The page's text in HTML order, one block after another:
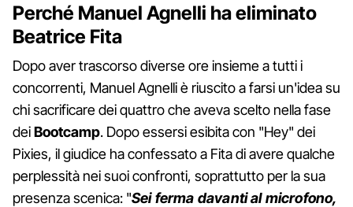
Perché Manuel Agnelli ha eliminato
Beatrice Fita
Dopo aver trascorso diverse ore insieme a tutti i
concorrenti, Manuel Agnelli è riuscito a farsi un'idea su
chi sacrificare dei quattro che aveva scelto nella fase
deiBootcamp. Dopo essersi esibita con "Hey" dei
Pixies, il giudice ha confessato a Fita di avere qualche
perplessità nei suoi confronti, soprattutto per la sua
presenza scenica: "Sei ferma davanti al microfono,